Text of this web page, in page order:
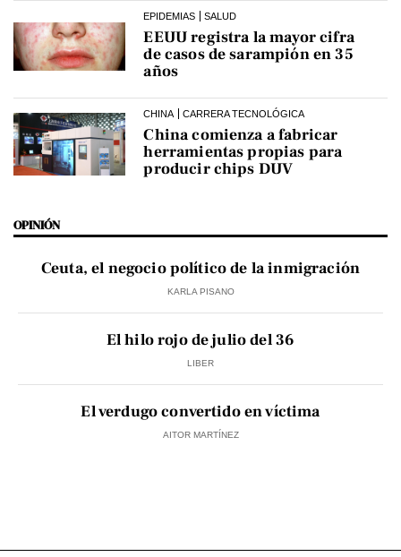
EPIDEMIAS SALUD
EEUU registra la mayor cifra
de casos de sarampión en 35
años
CHINA CARRERA TECNOLÓGICA
China comienza a fabricar
herramientas propias para
producir chips DUV
OPINIÓN
Ceuta, el negocio político de la inmigración
KARLA PISANO
El hilo rojo de julio del 36
LIBER
El verdugo convertido en víctima
AITOR MARTÍNEZ